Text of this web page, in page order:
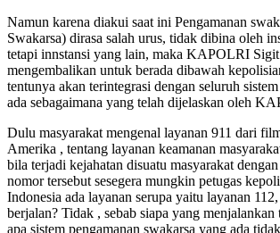
Namun karena diakui saat ini Pengamanan
Swakarsa) dirasa salah urus, tidak dibina oleh
tetapi innstansi yang lain, maka KAPOLRI
mengembalikan untuk berada dibawah
tentunya akan terintegrasi dengan seluruh
ada sebagaimana yang telah dijelaskan oleh
Dulu masyarakat mengenal layanan 911 dari
Amerika , tentang layanan keamanan
bila terjadi kejahatan disuatu masyarakat
nomor tersebut sesegera mungkin petugas
Indonesia ada layanan serupa yaitu layanan
berjalan? Tidak , sebab siapa yang menjalankan
apa sistem pengamanan swakarsa yang ada